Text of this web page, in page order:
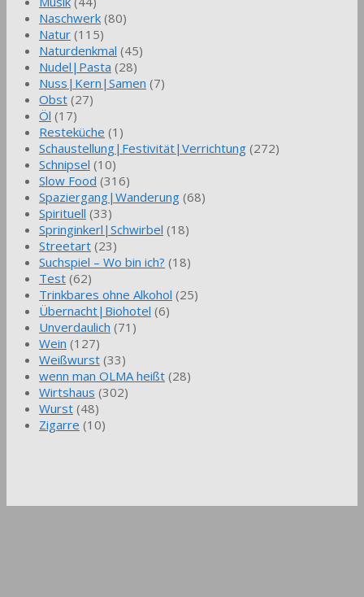
Naschwerk (80)
Natur (115)
Naturdenkmal (45)
Nudel|Pasta (28)
Nuss|Kern|Samen (7)
Obst (27)
Öl (17)
Resteküche (1)
Schaustellung|Festivität|Verrichtung (272)
Schnipsel (10)
Slow Food (316)
Spaziergang|Wanderung (68)
Spirituell (33)
Springinkerl|Schwirbel (18)
Streetart (23)
Suchspiel – Wo bin ich? (18)
Test (62)
Trinkbares ohne Alkohol (25)
Übernacht|Biohotel (6)
Unverdaulich (71)
Wein (127)
Weißwurst (33)
wenn man OLMA heißt (28)
Wirtshaus (302)
Wurst (48)
Zigarre (10)